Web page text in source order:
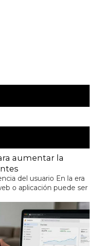
aumentar la
del usuario En la era
o aplicación puede ser